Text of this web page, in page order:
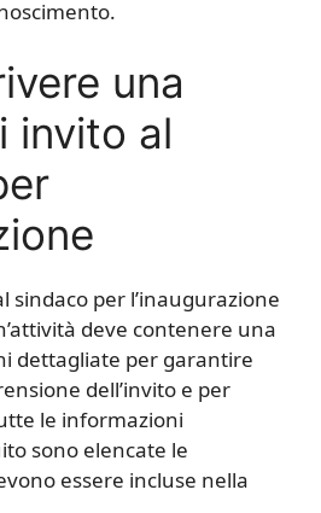
una
invito al
sindaco per l’inaugurazione
deve contenere una
dettagliate per garantire
dell’invito e per
le informazioni
sono elencate le
essere incluse nella